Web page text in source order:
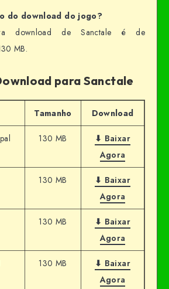
do download do jogo?
download de Sanctale é de
MB.
para Sanctale
Tamanho Download
130 MB
⬇ Baixar
Agora
130 MB
⬇ Baixar
Agora
130 MB
⬇ Baixar
Agora
130 MB
⬇ Baixar
Agora